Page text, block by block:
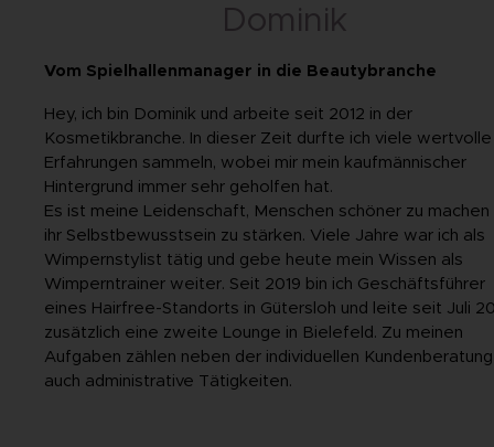
Dominik
Vom Spielhallenmanager in die Beautybranche
Hey, ich bin Dominik und arbeite seit 2012 in der
Kosmetikbranche. In dieser Zeit durfte ich viele wertvolle
Erfahrungen sammeln, wobei mir mein kaufmännischer
Hintergrund immer sehr geholfen hat.
Es ist meine Leidenschaft, Menschen schöner zu machen
ihr Selbstbewusstsein zu stärken. Viele Jahre war ich als
Wimpernstylist tätig und gebe heute mein Wissen als
Wimperntrainer weiter. Seit 2019 bin ich Geschäftsführer
eines Hairfree-Standorts in Gütersloh und leite seit Juli
zusätzlich eine zweite Lounge in Bielefeld. Zu meinen
Aufgaben zählen neben der individuellen Kundenberatung
auch administrative Tätigkeiten.